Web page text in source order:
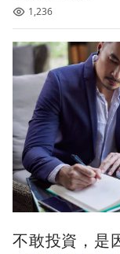
1,236
不敢投資，是